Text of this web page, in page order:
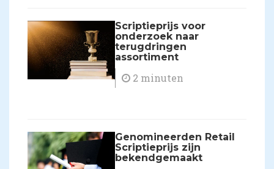
Scriptieprijs voor
onderzoek naar
terugdringen
assortiment
2 minuten
Genomineerden Retail
Scriptieprijs zijn
bekendgemaakt